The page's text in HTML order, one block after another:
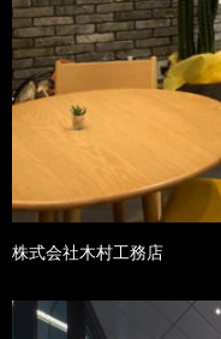
株式会社木村工務店